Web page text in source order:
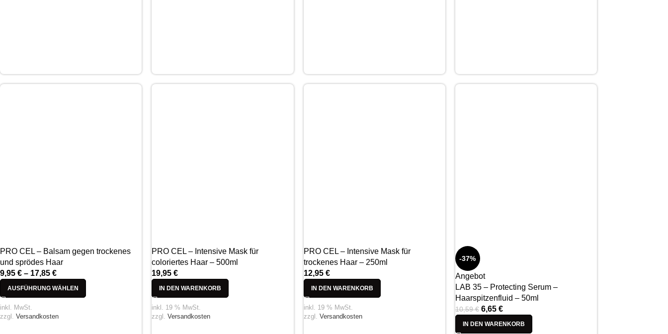
PRO CEL – Balsam gegen trockenes
und sprödes Haar
9,95 € – 17,85 €
AUSFÜHRUNG WÄHLEN
inkl. MwSt.
zzgl. Versandkosten
PRO CEL – Intensive Mask für
coloriertes Haar – 500ml
19,95€
IN DEN WARENKORB
inkl. 19 % MwSt.
zzgl.Versandkosten
PRO CEL – Intensive Mask für
trockenes Haar – 250ml
12,95 €
IN DEN WARENKORB
inkl. 19 % MwSt.
zzgl. Versandkosten
-37%
Angebot
LAB 35 – Protecting Serum –
Haarspitzenfluid – 50ml
10,59€ 6,65 €
IN DEN WARENKORB